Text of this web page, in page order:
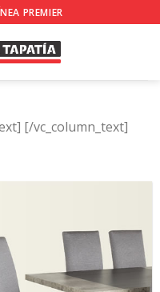
PREMIER
[/vc_column_text]